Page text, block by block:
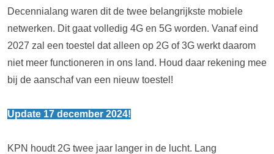
Decennialang waren dit de twee belangrijkste mobiele
netwerken. Dit gaat volledig 4G en 5G worden. Vanaf eind
2027 zal een toestel dat alleen op 2G of 3G werkt daarom
niet meer functioneren in ons land. Houd daar rekening mee
bij de aanschaf van een nieuw toestel!
Update 17 december 2024!
KPN houdt 2G twee jaar langer in de lucht. Lang